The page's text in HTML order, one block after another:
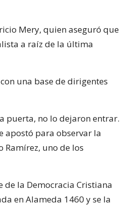
Mery, quien aseguró que
a raíz de la última
una base de dirigentes
puerta, no lo dejaron entrar.
apostó para observar la
Ramírez, uno de los
de la Democracia Cristiana
en Alameda 1460 y se la